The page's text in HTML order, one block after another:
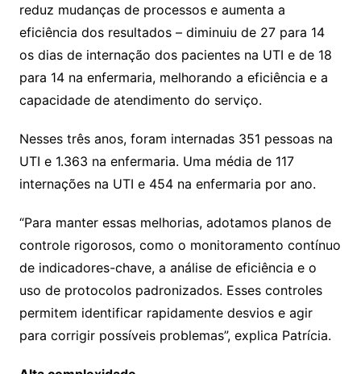
reduz mudanças de processos e aumenta a
eficiência dos resultados – diminuiu de 27 para 14
os dias de internação dos pacientes na UTI e de 18
para 14 na enfermaria, melhorando a eficiência e a
capacidade de atendimento do serviço.
Nesses três anos, foram internadas 351 pessoas na
UTI e 1.363 na enfermaria. Uma média de 117
internações na UTI e 454 na enfermaria por ano.
“Para manter essas melhorias, adotamos planos de
controle rigorosos, como o monitoramento contínuo
de indicadores-chave, a análise de eficiência e o
uso de protocolos padronizados. Esses controles
permitem identificar rapidamente desvios e agir
para corrigir possíveis problemas”, explica Patrícia.